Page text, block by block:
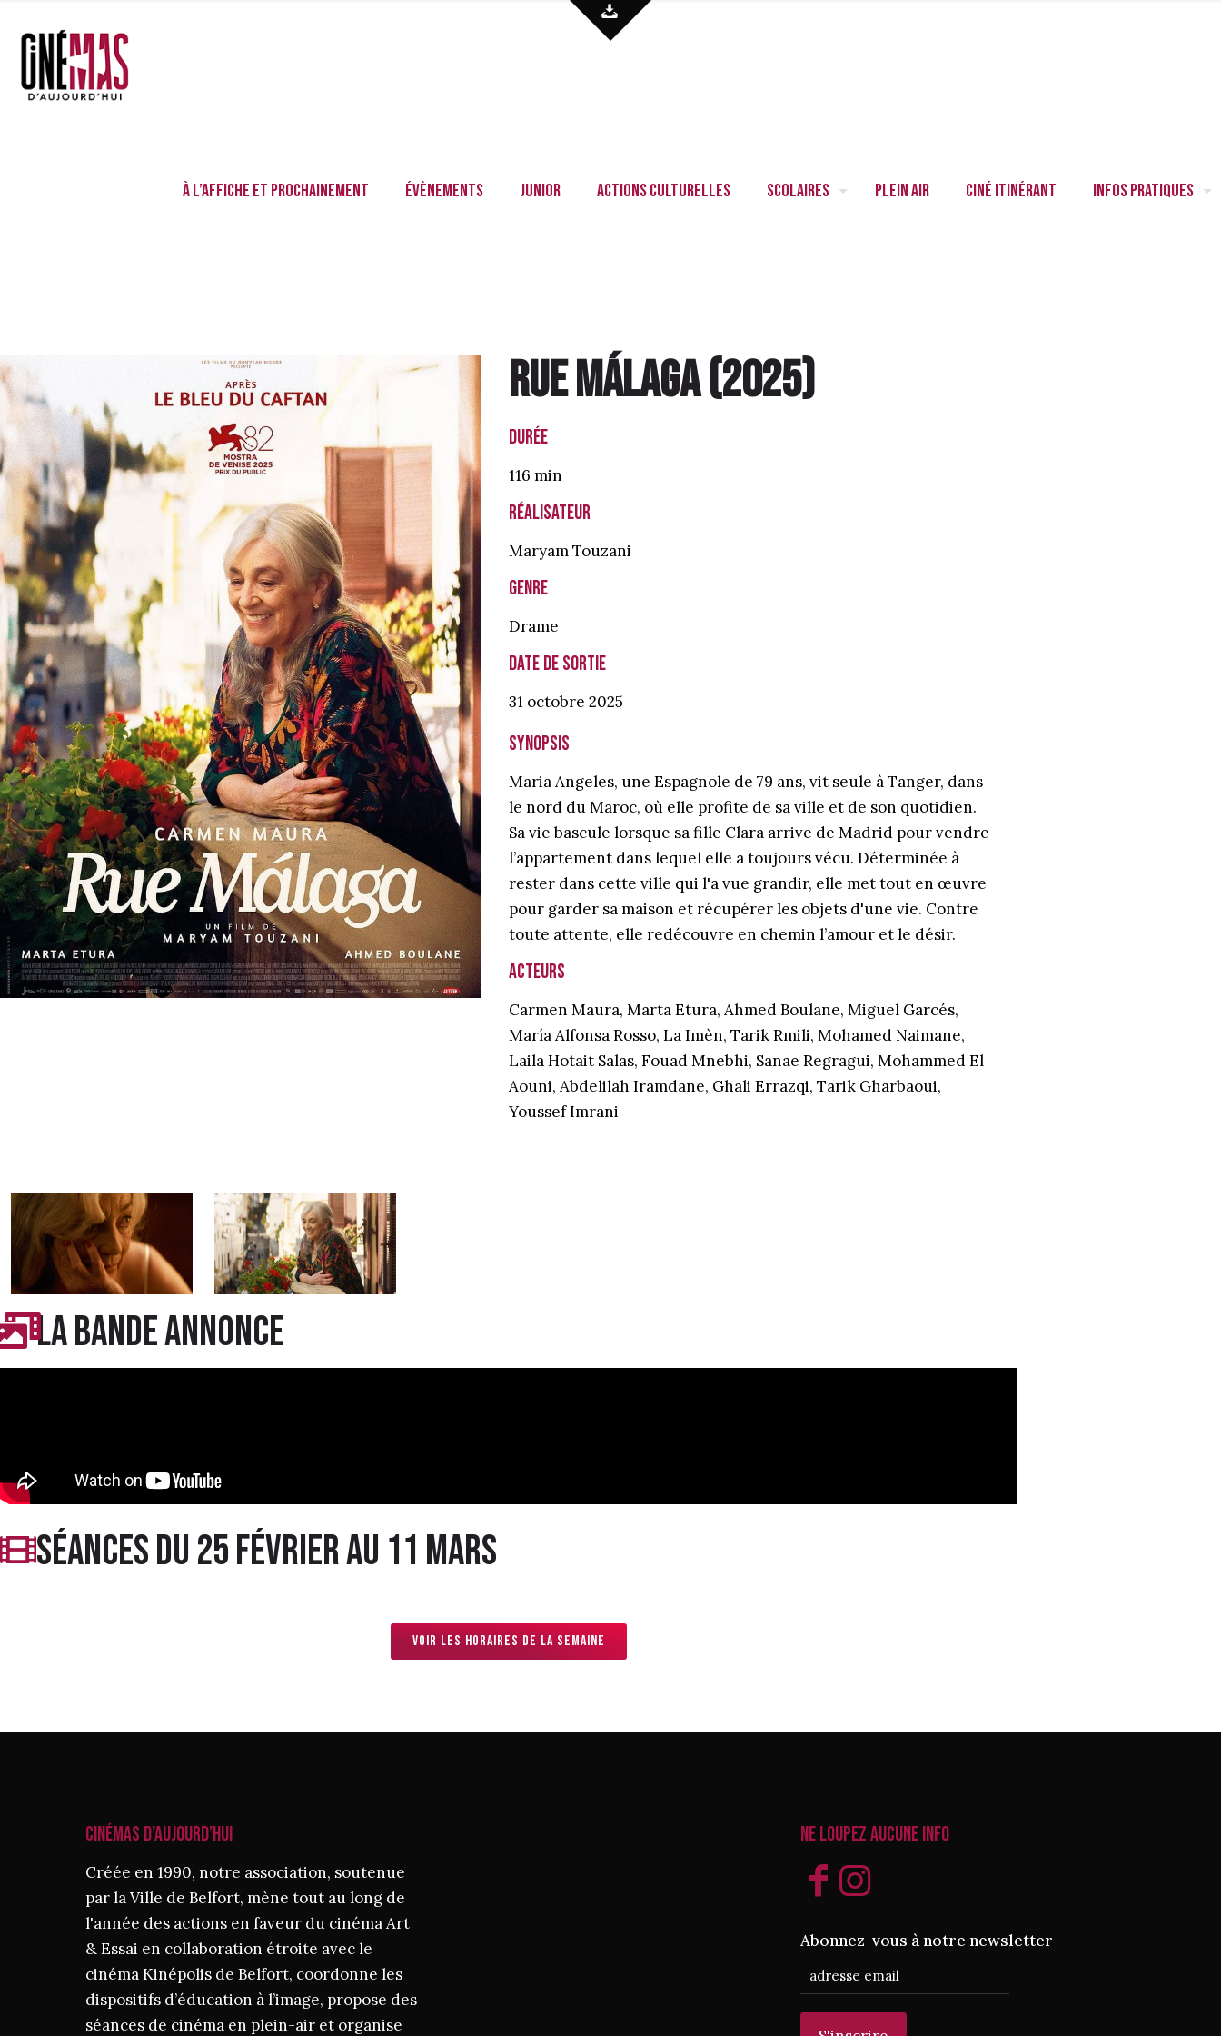
À l’affiche et prochainement Évènements Junior Actions culturelles Scolaires Plein air Ciné itinérant Infos pratiques
Rue Málaga(2025)
Durée
116 min
Réalisateur
Maryam Touzani
Genre
Drame
Date de sortie
31 octobre 2025
Synopsis
Maria Angeles, une Espagnole de 79 ans, vit seule à Tanger, dans
le nord du Maroc, où elle profite de sa ville et de son quotidien.
Sa vie bascule lorsque sa fille Clara arrive de Madrid pour vendre
l’appartement dans lequel elle a toujours vécu. Déterminée à
rester dans cette ville qui l'a vue grandir, elle met tout en œuvre
pour garder sa maison et récupérer les objets d'une vie. Contre
toute attente, elle redécouvre en chemin l’amour et le désir.
Acteurs
Carmen Maura, Marta Etura, Ahmed Boulane, Miguel Garcés,
María Alfonsa Rosso, La Imèn, Tarik Rmili, Mohamed Naimane,
Laila Hotait Salas, Fouad Mnebhi, Sanae Regragui, Mohammed El
Aouni, Abdelilah Iramdane, Ghali Errazqi, Tarik Gharbaoui,
Youssef Imrani
LA BANDE ANNONCE
séances du 25 février AU 11 MARS
Voir les horaires de la semaine
CINÉMAS D’AUJOURD’HUI
Créée en 1990, notre association, soutenue
par la Ville de Belfort, mène tout au long de
l'année des actions en faveur du cinéma Art
& Essai en collaboration étroite avec le
cinéma Kinépolis de Belfort, coordonne les
dispositifs d’éducation à l’image, propose des
séances de cinéma en plein-air et organise
Ne loupez aucune info
Abonnez-vous à notre newsletter